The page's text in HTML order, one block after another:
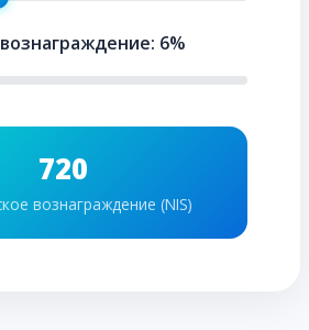
6%
720
вознаграждение (NIS)